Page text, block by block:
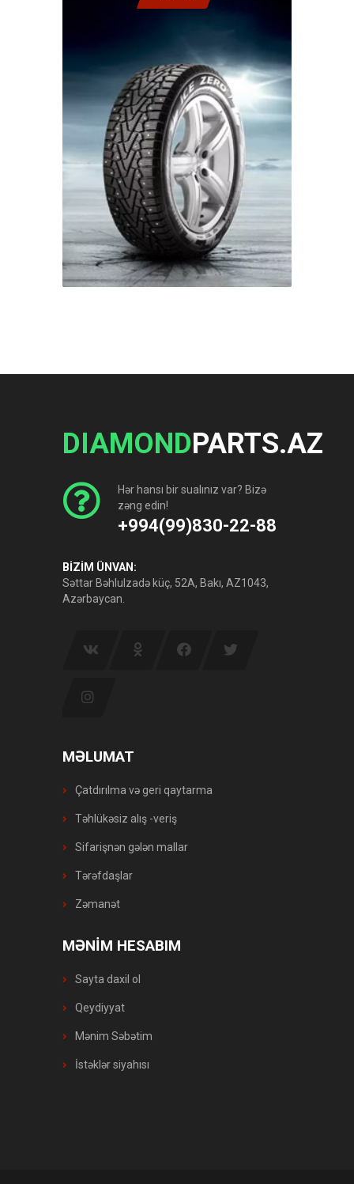
DIAMONDPARTS.AZ
Hər hansı bir sualınız var? Bizə
zəng edin!
+994(99)830-22-88
BİZİM ÜNVAN:
Səttar Bəhlulzadə küç, 52A, Bakı, AZ1043,
Azərbaycan.
MƏLUMAT
Çatdırılma və geri qaytarma
Təhlükəsiz alış -veriş
Sifarişnən gələn mallar
Tərəfdaşlar
Zəmanət
MƏNİM HESABIM
Sayta daxil ol
Qeydiyyat
Mənim Səbətim
İstəklər siyahısı